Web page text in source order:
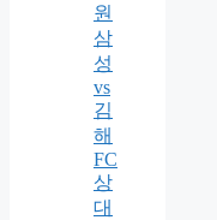
원
삼
성
vs
김
해
FC
상
대